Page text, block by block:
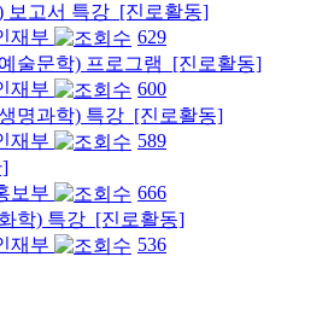
보고서 특강 [진로활동]
재부
629
술문학) 프로그램
[진로활동]
재부
600
명과학) 특강 [진로활동]
재부
589
]
보부
666
학) 특강 [진로활동]
재부 536